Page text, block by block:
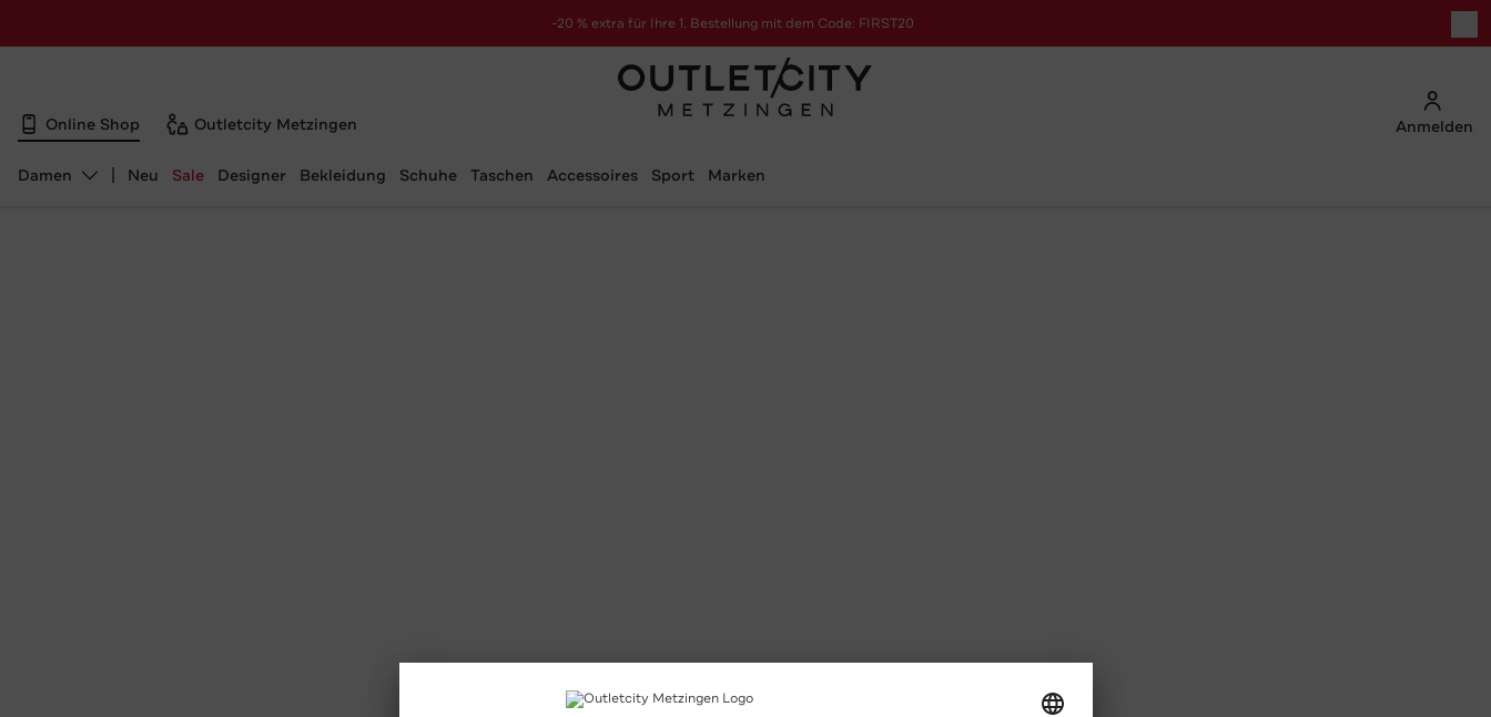
-20 % extra für Ihre 1. Bestellung mit dem Code: FIRST20
Online Shop Outletcity Metzingen Anmelden
Abteilung ändern, ausgewählt:
Damen Neu Sale Designer Bekleidung Schuhe Taschen Accessoires Sport Marken